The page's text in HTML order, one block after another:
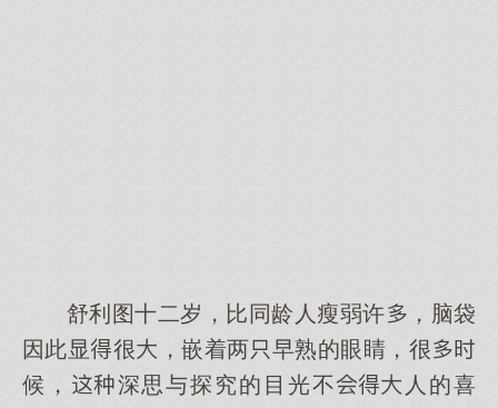
舒利图十二岁，比同龄人瘦弱许，脑袋
因此显很，嵌着两早熟的眼睛，很
候，深思与探究的目光不人的喜